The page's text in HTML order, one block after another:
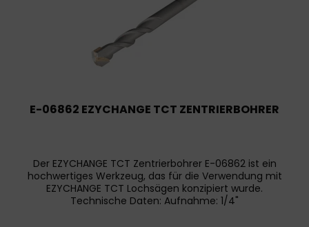
E-06862 EZYCHANGE TCT ZENTRIERBOHRER
Der EZYCHANGE TCT Zentrierbohrer E-06862 ist ein
hochwertiges Werkzeug, das für die Verwendung mit
EZYCHANGE TCT Lochsägen konzipiert wurde.
Technische Daten: Aufnahme: 1/4"